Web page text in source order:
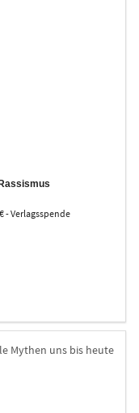
- Verlagsspende